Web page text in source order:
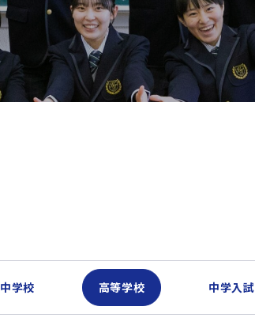
中学校 高等学校 中学入試